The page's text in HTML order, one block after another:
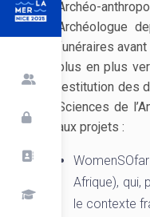
Archéo-
Archéologue
funéraires
plus en plus
restitution des
Sciences de
aux projets :
Afrique), qui,
le contexte